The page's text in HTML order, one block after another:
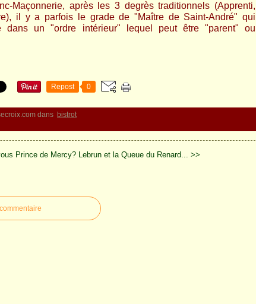
Maçonnerie, après les 3 degrès traditionnels (Apprenti,
il y a parfois le grade de "Maître de Saint-André" qui
dans un "ordre intérieur" lequel peut être "parent" ou
Repost 0
dans bistrot
Prince de Mercy? Lebrun et la Queue du Renard... >>